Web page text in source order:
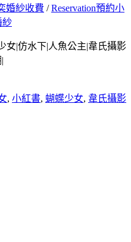
婚紗收費 /Reservation預約小
紗
女|仿水下|人魚公主|韋氏攝影
, 小紅書, 蝴蝶少女, 韋氏攝影